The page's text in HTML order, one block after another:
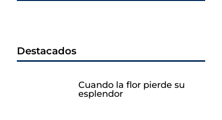
Destacados
Cuando la flor pierde su
esplendor